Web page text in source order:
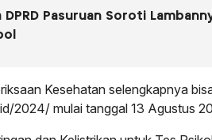
DPRD Pasuruan Soroti
Kesehatan selengkapnya
2024/ mulai tanggal 13 Agustus